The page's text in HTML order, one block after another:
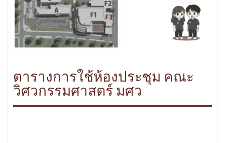
ตารางการใช้ห้องประชุม คณะ
วิศวกรรมศาสตร์ มศว